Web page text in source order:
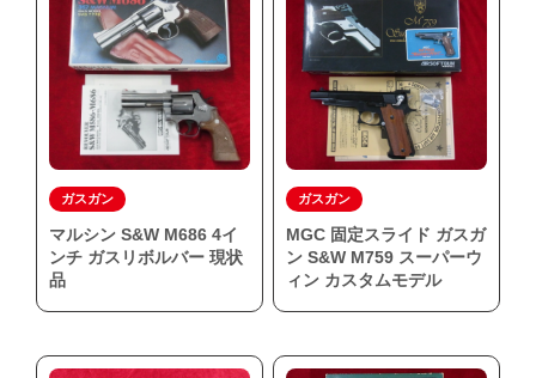
ガスガン
マルシン S&W M686 4イ
ンチ ガスリボルバー 現状
品
ガスガン
MGC 固定スライド ガスガ
ン S&W M759 スーパーウ
ィン カスタムモデル